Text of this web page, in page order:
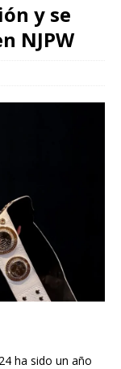
y se
NJPW
ha sido un año